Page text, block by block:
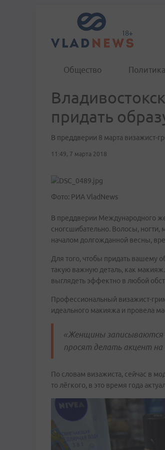
Общество Политика
придать
В преддверии 8 марта визажист-
11:49, 7 марта 2018
Фото: РИА VladNews
В преддверии Международного
сногсшибательно. Волосы, ногти,
началом долгожданной весны,
Для того, чтобы придать вашему
такую важную деталь, как
выглядеть эффектно в любой
Профессиональный визажист-
идеального макияжа и провела
«Женщины записываются
просят делать акцент на
По словам визажиста, сейчас в
то лёгкого, в это время года